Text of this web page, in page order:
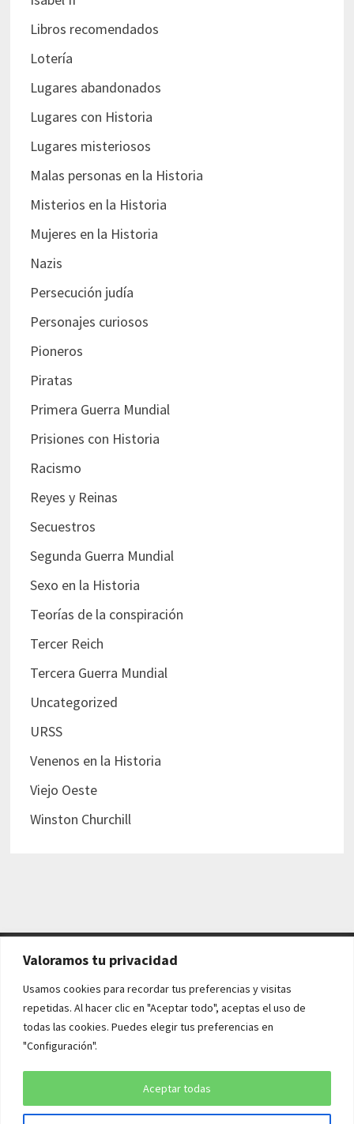
Valoramos tu privacidad
Usamos cookies para recordar tus preferencias y visitas
repetidas. Al hacer clic en "Aceptar todo", aceptas el uso de
todas las cookies. Puedes elegir tus preferencias en
"Configuración".
Aceptar todas
Libros recomendados
Lotería
Lugares abandonados
Lugares con Historia
Lugares misteriosos
Malas personas en la Historia
Misterios en la Historia
Mujeres en la Historia
Nazis
Persecución judía
Personajes curiosos
Pioneros
Piratas
Primera Guerra Mundial
Prisiones con Historia
Racismo
Reyes y Reinas
Secuestros
Segunda Guerra Mundial
Sexo en la Historia
Teorías de la conspiración
Tercer Reich
Tercera Guerra Mundial
Uncategorized
URSS
Venenos en la Historia
Viejo Oeste
Winston Churchill
AVISO LEGAL Y POLÍTICAS
Aviso legal
Política de cookies